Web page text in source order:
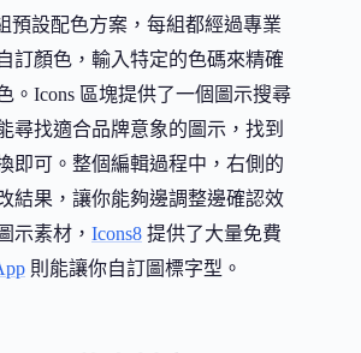
預設配色方案，每組都經過專業
訂顏色，輸入特定的色碼來精確
。Icons 區塊提供了一個圖示搜尋
尋找適合品牌意象的圖示，找到
即可。整個編輯過程中，右側的
結果，讓你能夠邊調整邊確認效
示素材， Icons8 提供了大量免費
則能讓你自訂圖標字型。